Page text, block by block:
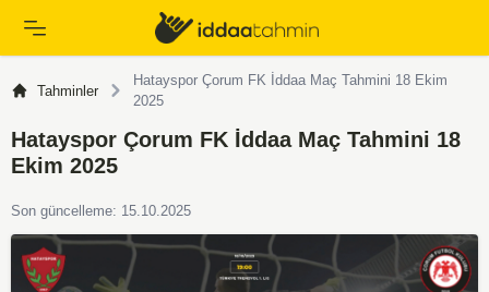
Tahminler
Hatayspor Çorum FK İddaa Maç Tahmini 18 Ekim
2025
Hatayspor Çorum FK İddaa Maç Tahmini 18
Ekim 2025
Son güncelleme: 15.10.2025